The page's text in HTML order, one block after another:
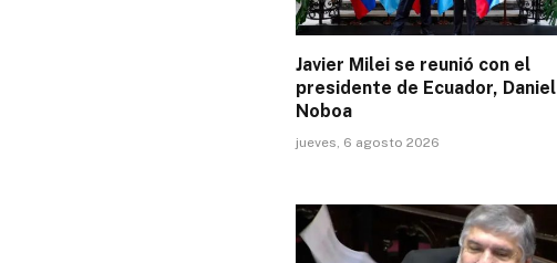
Javier Milei se reunió con el
presidente de Ecuador, Daniel
Noboa
jueves, 6 agosto 2026